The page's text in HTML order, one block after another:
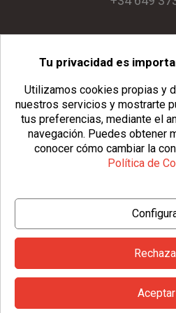
© Copyright 2026 Usopack® | Aviso
| Política de Cookies|
Condiciones
Tu privacidad es
Utilizamos cookies propias y
nuestros servicios y mostrarte
tus preferencias, mediante el
navegación. Puedes obtener
conocer cómo cambiar la
Política de
Aceptar